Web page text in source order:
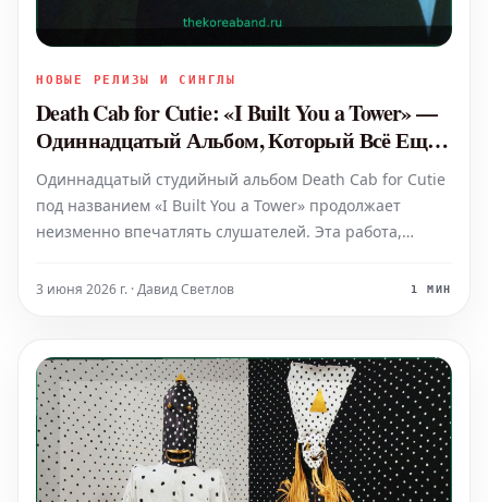
НОВЫЕ РЕЛИЗЫ И СИНГЛЫ
Death Cab for Cutie: «I Built You a Tower» —
Одиннадцатый Альбом, Который Всё Ещё
Впечатляет
Одиннадцатый студийный альбом Death Cab for Cutie
под названием «I Built You a Tower» продолжает
неизменно впечатлять слушателей. Эта работа,
релиза или просто упомянуть, что это было
3 июня 2026 г. · Давид Светлов 1 МИН